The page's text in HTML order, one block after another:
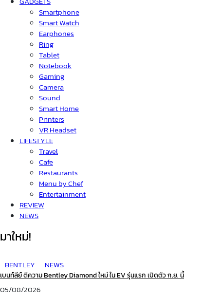
Smartphone
Smart Watch
Earphones
Ring
Tablet
Notebook
Gaming
Camera
Sound
Smart Home
Printers
VR Headset
LIFESTYLE
Travel
Cafe
Restaurants
Menu by Chef
Entertainment
REVIEW
NEWS
มาใหม่!
BENTLEY NEWS
เบนท์ลีย์ ตีความ Bentley Diamond ใหม่ ใน EV รุ่นแรก เปิดตัว ก.ย. นี้
05/08/2026